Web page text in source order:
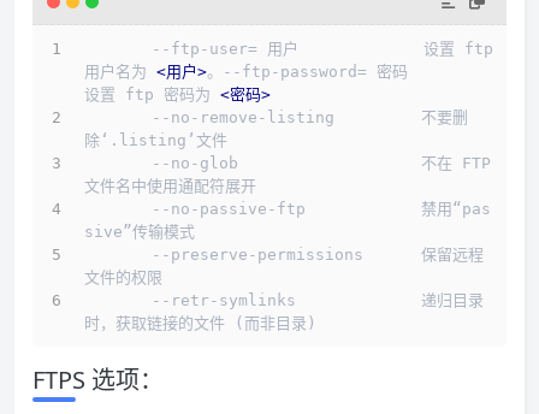
用户名为 <用户>。--ftp-password= 密码
设置 ftp 密码为 <密码>
除‘.listing’文件
文件名中使用通配符展开
sive”传输模式
文件的权限
时，获取链接的文件 (而非目录)
FTPS 选项：